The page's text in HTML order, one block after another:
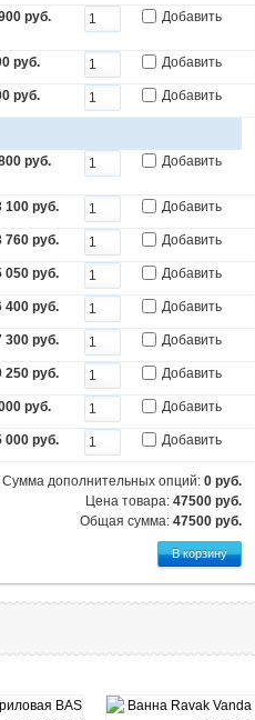
руб. Добавить
руб. Добавить
руб. Добавить
руб. Добавить
100 руб. Добавить
760 руб. Добавить
050 руб. Добавить
400 руб. Добавить
300 руб. Добавить
250 руб. Добавить
руб. Добавить
000 руб. Добавить
Сумма дополнительных опций: 0 руб.
Цена товара: 47500 руб.
Общая сумма: 47500 руб.